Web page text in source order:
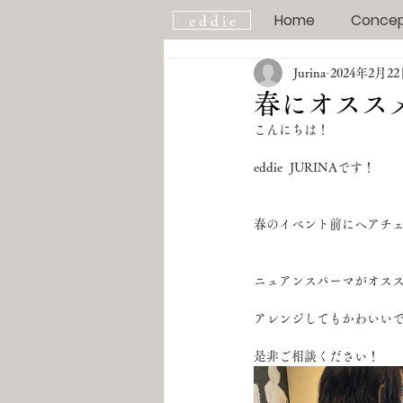
e d d i e Home
春にオスス
Jurina 2024年2月22
こんにちは！
eddie  JURINAです！
春のイベント前にヘアチ
ニュアンスパーマがオス
アレンジしてもかわいい
是非ご相談ください！